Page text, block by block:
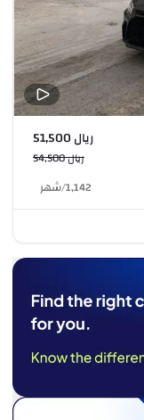
ريال 51,500
ريال 54,500
1,142
/شهر